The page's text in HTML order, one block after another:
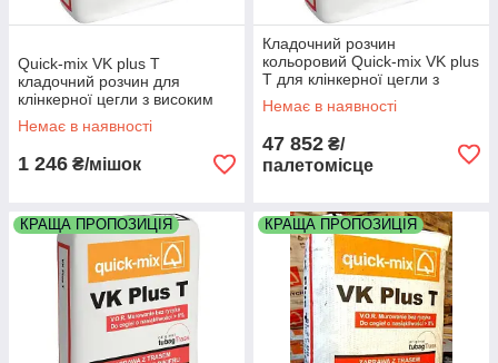
Quick-mix VK plus T
кладочний розчин для
клінкерної цегли з високим
водопоглинанням колір
цегляний
Немає в наявності
1 246 ₴/мішок
Кладочний розчин
кольоровий Quick-mix VK plus
T для клінкерної цегли з
високим водопоглинанням
колір коричневий палета 48
Немає в наявності
47 852 ₴/
палетомісце
КРАЩА ПРОПОЗИЦІЯ КРАЩА ПРОПОЗИЦІЯ